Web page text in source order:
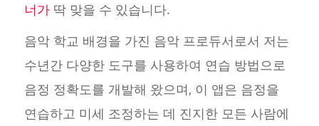
너가딱 맞을 수 있습니다.
음악 학교 배경을 가진 음악 프로듀서로서 저는
수년간 다양한 도구를 사용하여 연습 방법으로
음정 정확도를 개발해 왔으며, 이 앱은 음정을
연습하고 미세 조정하는 데 진지한 모든 사람에